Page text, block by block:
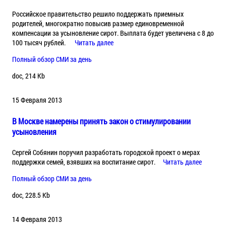
Российское правительство решило поддержать приемных
родителей, многократно повысив размер единовременной
компенсации за усыновление сирот. Выплата будет увеличена с 8 до
100 тысяч рублей.
Читать далее
Полный обзор СМИ за день
doc, 214 Kb
15 Февраля 2013
В Москве намерены принять закон о стимулировании
усыновления
Сергей Собянин поручил разработать городской проект о мерах
поддержки семей, взявших на воспитание сирот.
Читать далее
Полный обзор СМИ за день
doc, 228.5 Kb
14 Февраля 2013